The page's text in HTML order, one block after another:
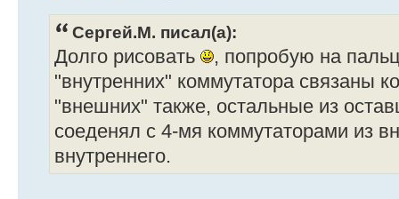
Сергей.М. писал(а):
Долго рисовать
, попробую на
"внутренних" коммутатора связаны
"внешних" также, остальные из
соеденял с 4-мя коммутаторами из
внутреннего.